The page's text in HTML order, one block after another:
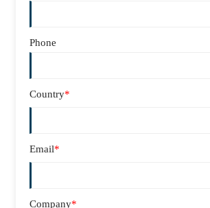
Phone
Country*
Email*
Company*